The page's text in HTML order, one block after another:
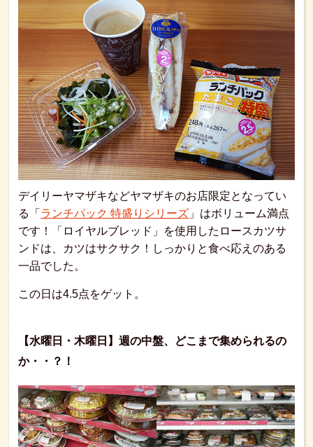
デイリーヤマザキなどヤマザキのお店限定となってい
る「 ランチパック 特盛りシリーズ 」はボリューム満点
です！「ロイヤルブレッド」を使用したロースカツサ
ンドは、カツはサクサク！しっかりと食べ応えのある
一品でした。
この日は4.5点をゲット。
【水曜日・木曜日】週の中盤、どこまで集められるの
か・・？！